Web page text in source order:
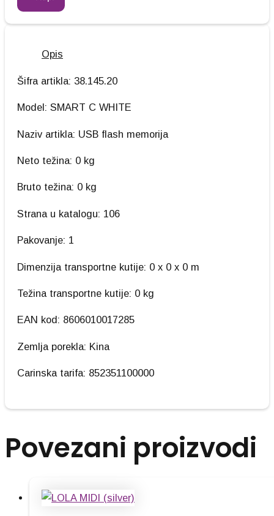
Opis
Šifra artikla: 38.145.20
Model: SMART C WHITE
Naziv artikla: USB flash memorija
Neto težina: 0 kg
Bruto težina: 0 kg
Strana u katalogu: 106
Pakovanje: 1
Dimenzija transportne kutije: 0 x 0 x 0 m
Težina transportne kutije: 0 kg
EAN kod: 8606010017285
Zemlja porekla: Kina
Carinska tarifa: 852351100000
Povezani proizvodi